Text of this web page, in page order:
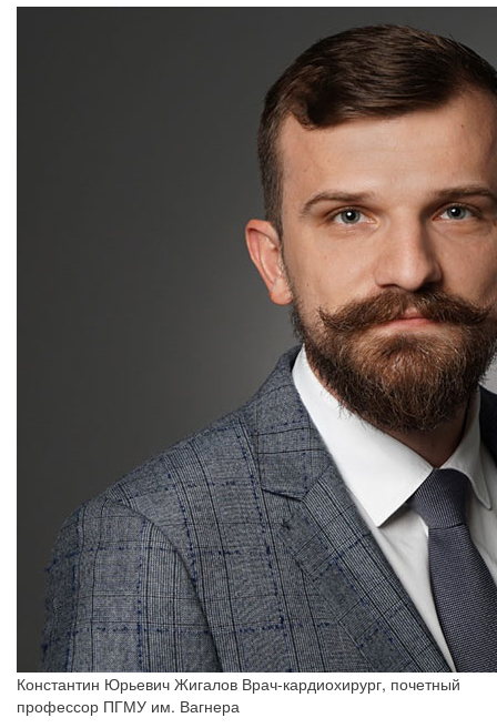
Константин Юрьевич Жигалов Врач-кардиохирург, почетный
профессор ПГМУ им. Вагнера